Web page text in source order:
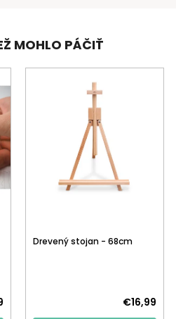
MOHLO PÁČIŤ
Drevený stojan - 68cm
€16,99